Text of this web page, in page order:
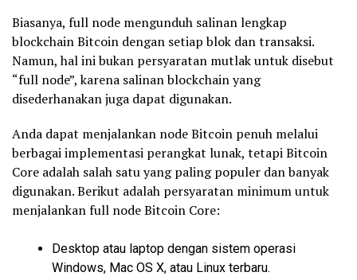
Biasanya, full node mengunduh salinan lengkap
blockchain Bitcoin dengan setiap blok dan transaksi.
Namun, hal ini bukan persyaratan mutlak untuk disebut
“full node”, karena salinan blockchain yang
disederhanakan juga dapat digunakan.
Anda dapat menjalankan node Bitcoin penuh melalui
berbagai implementasi perangkat lunak, tetapi Bitcoin
Core adalah salah satu yang paling populer dan banyak
digunakan. Berikut adalah persyaratan minimum untuk
menjalankan full node Bitcoin Core:
Desktop atau laptop dengan sistem operasi
Windows, Mac OS X, atau Linux terbaru.